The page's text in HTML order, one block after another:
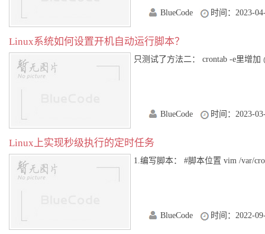
BlueCode 时间：2023-
Linux系统如何设置开机自动运行脚本？
只测试了方法二： crontab -e里增加
BlueCode 时间：2023-
Linux上实现秒级执行的定时任务
1.编写脚本： #脚本位置 vim /var/
BlueCode 时间：2022-